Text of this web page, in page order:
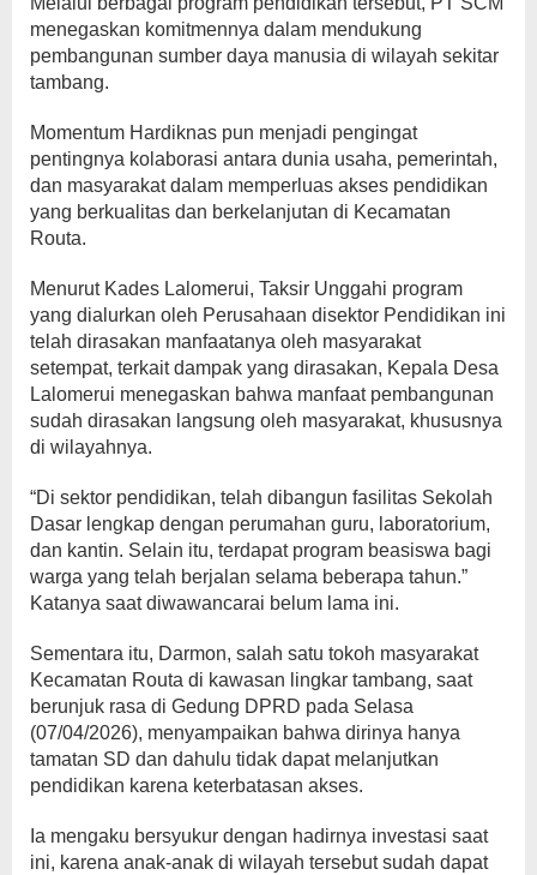
menegaskan komitmennya dalam mendukung
pembangunan sumber daya manusia di wilayah sekitar
tambang.
Momentum Hardiknas pun menjadi pengingat
pentingnya kolaborasi antara dunia usaha, pemerintah,
dan masyarakat dalam memperluas akses pendidikan
yang berkualitas dan berkelanjutan di Kecamatan
Routa.
Menurut Kades Lalomerui, Taksir Unggahi program
yang dialurkan oleh Perusahaan disektor Pendidikan ini
telah dirasakan manfaatanya oleh masyarakat
setempat, terkait dampak yang dirasakan, Kepala Desa
Lalomerui menegaskan bahwa manfaat pembangunan
sudah dirasakan langsung oleh masyarakat, khususnya
di wilayahnya.
“Di sektor pendidikan, telah dibangun fasilitas Sekolah
Dasar lengkap dengan perumahan guru, laboratorium,
dan kantin. Selain itu, terdapat program beasiswa bagi
warga yang telah berjalan selama beberapa tahun.”
Katanya saat diwawancarai belum lama ini.
Sementara itu, Darmon, salah satu tokoh masyarakat
Kecamatan Routa di kawasan lingkar tambang, saat
berunjuk rasa di Gedung DPRD pada Selasa
(07/04/2026), menyampaikan bahwa dirinya hanya
tamatan SD dan dahulu tidak dapat melanjutkan
pendidikan karena keterbatasan akses.
Ia mengaku bersyukur dengan hadirnya investasi saat
ini, karena anak-anak di wilayah tersebut sudah dapat